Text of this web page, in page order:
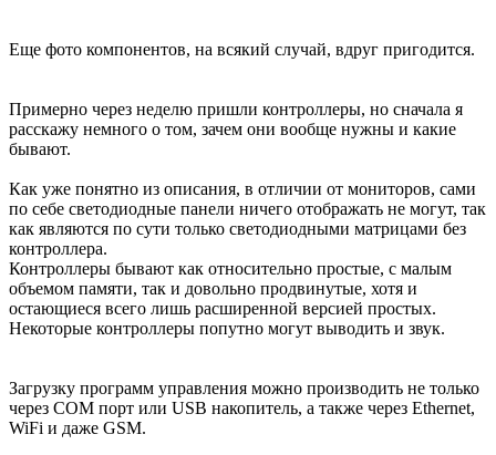
Еще фото компонентов, на всякий случай, вдруг пригодится.
Примерно через неделю пришли контроллеры, но сначала я
расскажу немного о том, зачем они вообще нужны и какие
бывают.
Как уже понятно из описания, в отличии от мониторов, сами
по себе светодиодные панели ничего отображать не могут, так
как являются по сути только светодиодными матрицами без
контроллера.
Контроллеры бывают как относительно простые, с малым
объемом памяти, так и довольно продвинутые, хотя и
остающиеся всего лишь расширенной версией простых.
Некоторые контроллеры попутно могут выводить и звук.
Загрузку программ управления можно производить не только
через СОМ порт или USB накопитель, а также через Ethernet,
WiFi и даже GSM.